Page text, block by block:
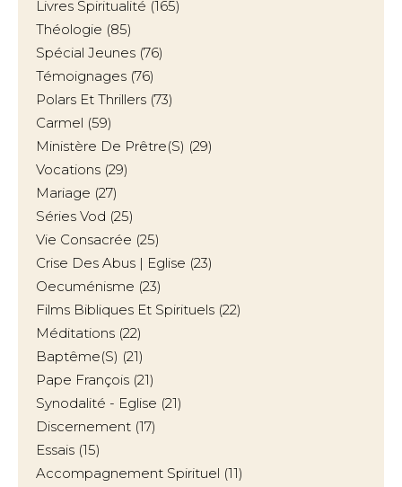
Livres Spiritualité (165)
Théologie (85)
Spécial Jeunes (76)
Témoignages (76)
Polars Et Thrillers (73)
Carmel (59)
Ministère De Prêtre(s) (29)
Vocations (29)
Mariage (27)
Séries Vod (25)
Vie Consacrée (25)
Crise Des Abus | Eglise (23)
Oecuménisme (23)
Films Bibliques Et Spirituels (22)
Méditations (22)
Baptême(s) (21)
Pape François (21)
Synodalité - Eglise (21)
Discernement (17)
Essais (15)
Accompagnement Spirituel (11)